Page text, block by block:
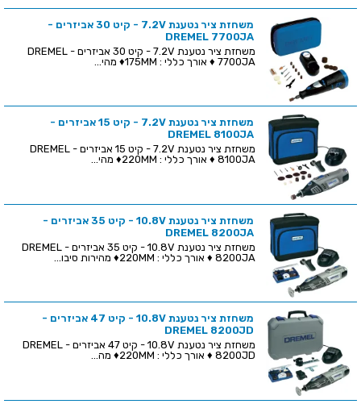
משחזת ציר נטענת 7.2V - קיט 30 אביזרים -
DREMEL 7700JA
משחזת ציר נטענת 7.2V - קיט 30 אביזרים - DREMEL
7700JA ♦ אורך כללי : 175MM♦ מהי...
משחזת ציר נטענת 7.2V - קיט 15 אביזרים -
DREMEL 8100JA
משחזת ציר נטענת 7.2V - קיט 15 אביזרים - DREMEL
8100JA ♦ אורך כללי : 220MM♦ מהי...
משחזת ציר נטענת 10.8V - קיט 35 אביזרים -
DREMEL 8200JA
משחזת ציר נטענת 10.8V - קיט 35 אביזרים - DREMEL
8200JA ♦ אורך כללי : 220MM♦ מהירות סיבו...
משחזת ציר נטענת 10.8V - קיט 47 אביזרים -
DREMEL 8200JD
משחזת ציר נטענת 10.8V - קיט 47 אביזרים - DREMEL
8200JD ♦ אורך כללי : 220MM♦ מה...